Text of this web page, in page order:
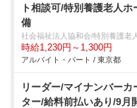
ト相談可/特別養護老人
備
社会福祉法人協和会/特別養護老
時給1,230円～1,300円
アルバイト・パート / 東京都
リーダー/マイナンバー
ター/給料前払いあり/9月